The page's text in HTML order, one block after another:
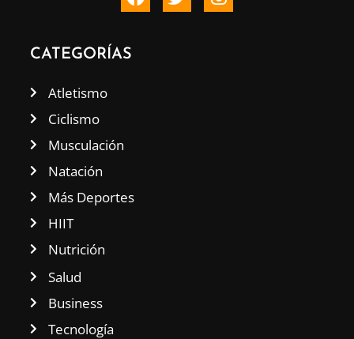
CATEGORÍAS
Atletismo
Ciclismo
Musculación
Natación
Más Deportes
HIIT
Nutrición
Salud
Business
Tecnología